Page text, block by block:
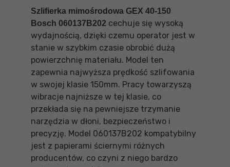
Szlifierka mimośrodowa GEX 40-150
Bosch 060137B202 cechuje się wysoką
wydajnością, dzięki czemu operator jest w
stanie w szybkim czasie obrobić dużą
powierzchnię materiału. Model ten
zapewnia najwyższa prędkość szlifowania
w swojej klasie 150mm. Pracy towarzyszą
wibracje najniższe w tej klasie, co
przekłada się na pewniejsze trzymanie
narzędzia w dłoni, bezpieczeństwo i
precyzję. Model 060137B202 kompatybilny
jest z papierami ściernymi różnych
producentów, co czyni z niego bardzo